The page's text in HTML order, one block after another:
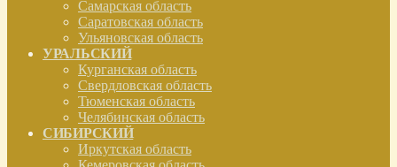
Самарская область
Саратовская область
Ульяновская область
УРАЛЬСКИЙ
Курганская область
Свердловская область
Тюменская область
Челябинская область
СИБИРСКИЙ
Иркутская область